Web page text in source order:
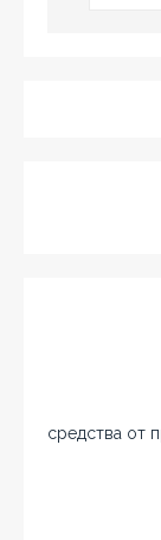
средства от